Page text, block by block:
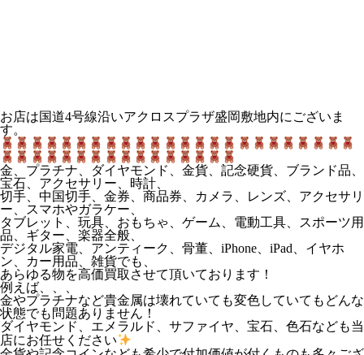
お店は国道4号線沿いアクロスプラザ盛岡敷地内にございま
す。
金、プラチナ、ダイヤモンド、金貨、記念硬貨、ブランド品、
宝石、アクセサリー、時計、
切手、中国切手、金券、商品券、カメラ、レンズ、アクセサリ
ー、スマホやガラケー、
タブレット、玩具、おもちゃ、ゲーム、電動工具、スポーツ用
品、ギター、楽器全般、
デジタル家電、アンティーク、骨董、iPhone、iPad、イヤホ
ン、カー用品、雑貨でも、
あらゆる物を高価買取させて頂いております！
例えば、、、
金やプラチナなど貴金属は壊れていても変色していてもどんな
状態でも問題ありません！
ダイヤモンド、エメラルド、サファイヤ、宝石、色石なども当
店にお任せください